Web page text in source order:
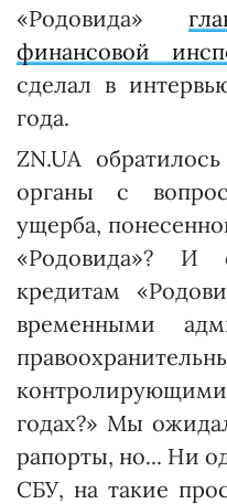
«Родо­вида»
финансовой
сделал в
года.
ZN.UA
органы с
ущерба,
«Родовида»? И
кредитам
временными
годах?» Мы
рапорты, но... Ни
СБУ, на такие